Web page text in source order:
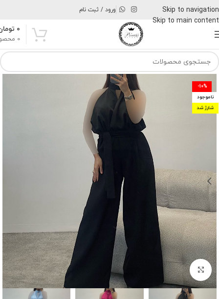
Skip to navigation
Skip to main content
ورود / ثبت نام
0
۰
-10%
ناموجود
شارژ شد
بزرگنمایی تصویر